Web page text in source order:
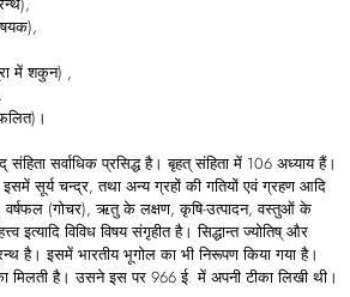
में शकुन) ,
संहिता सर्वाधिक प्रसिद्ध है। बृहत् संहिता में 106 अध्याय हैं।
सूर्य चन्द्र, तथा अन्य ग्रहों की गतियों एवं ग्रहण आदि
वर्षफल (गोचर), ऋतु के लक्षण, कृषि-उत्पादन, वस्तुओं के
इत्यादि विविध विषय संगृहीत है। सिद्धान्त ज्योतिष् और
है। इसमें भारतीय भूगोल का भी निरूपण किया गया है।
मिलती है। उसने इस पर 966 ई. में अपनी टीका लिखी थी।